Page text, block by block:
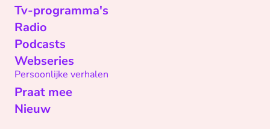
Tv-programma's
Radio
Podcasts
Webseries
Persoonlijke verhalen
Praat mee
Nieuw